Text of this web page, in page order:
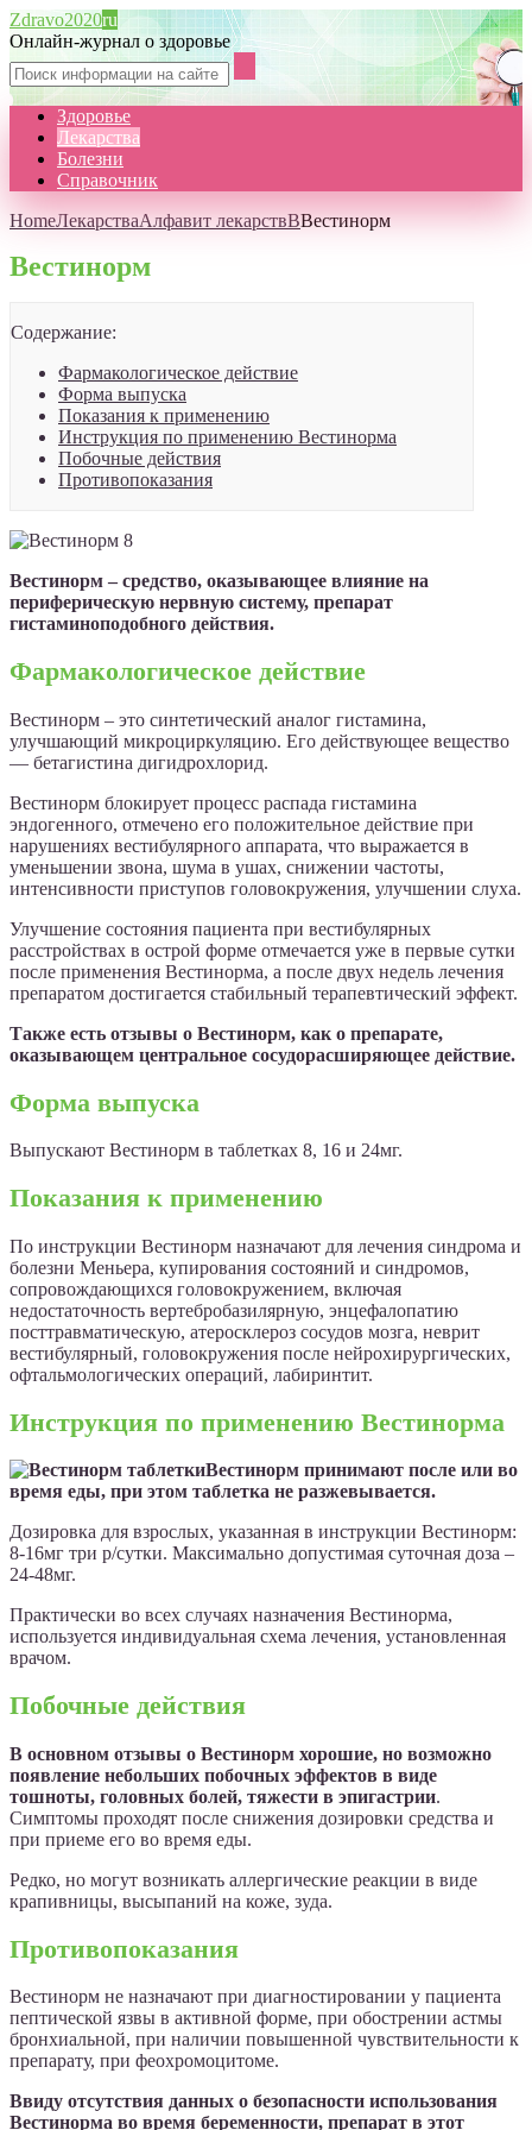
Zdravo2020ru
Онлайн-журнал о здоровье
Здоровье
Лекарства
Болезни
Справочник
HomeЛекарстваАлфавит лекарствВВестинорм
Вестинорм
Содержание:
Фармакологическое действие
Форма выпуска
Показания к применению
Инструкция по применению Вестинорма
Побочные действия
Противопоказания
Вестинорм – средство, оказывающее влияние на
периферическую нервную систему, препарат
гистаминоподобного действия.
Фармакологическое действие
Вестинорм – это синтетический аналог гистамина,
улучшающий микроциркуляцию. Его действующее вещество
— бетагистина дигидрохлорид.
Вестинорм блокирует процесс распада гистамина
эндогенного, отмечено его положительное действие при
нарушениях вестибулярного аппарата, что выражается в
уменьшении звона, шума в ушах, снижении частоты,
интенсивности приступов головокружения, улучшении слуха.
Улучшение состояния пациента при вестибулярных
расстройствах в острой форме отмечается уже в первые сутки
после применения Вестинорма, а после двух недель лечения
препаратом достигается стабильный терапевтический эффект.
Также есть отзывы о Вестинорм, как о препарате,
оказывающем центральное сосудорасширяющее действие.
Форма выпуска
Выпускают Вестинорм в таблетках 8, 16 и 24мг.
Показания к применению
По инструкции Вестинорм назначают для лечения синдрома и
болезни Меньера, купирования состояний и синдромов,
сопровождающихся головокружением, включая
недостаточность вертебробазилярную, энцефалопатию
посттравматическую, атеросклероз сосудов мозга, неврит
вестибулярный, головокружения после нейрохирургических,
офтальмологических операций, лабиринтит.
Инструкция по применению Вестинорма
Вестинорм принимают после или во
время еды, при этом таблетка не разжевывается.
Дозировка для взрослых, указанная в инструкции Вестинорм:
8-16мг три р/сутки. Максимально допустимая суточная доза –
24-48мг.
Практически во всех случаях назначения Вестинорма,
используется индивидуальная схема лечения, установленная
врачом.
Побочные действия
В основном отзывы о Вестинорм хорошие, но возможно
появление небольших побочных эффектов в виде
тошноты, головных болей, тяжести в эпигастрии.
Симптомы проходят после снижения дозировки средства и
при приеме его во время еды.
Редко, но могут возникать аллергические реакции в виде
крапивницы, высыпаний на коже, зуда.
Противопоказания
Вестинорм не назначают при диагностировании у пациента
пептической язвы в активной форме, при обострении астмы
бронхиальной, при наличии повышенной чувствительности к
препарату, при феохромоцитоме.
Ввиду отсутствия данных о безопасности использования
Вестинорма во время беременности, препарат в этот